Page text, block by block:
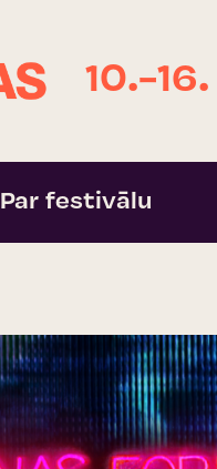
10.-
Par festivālu